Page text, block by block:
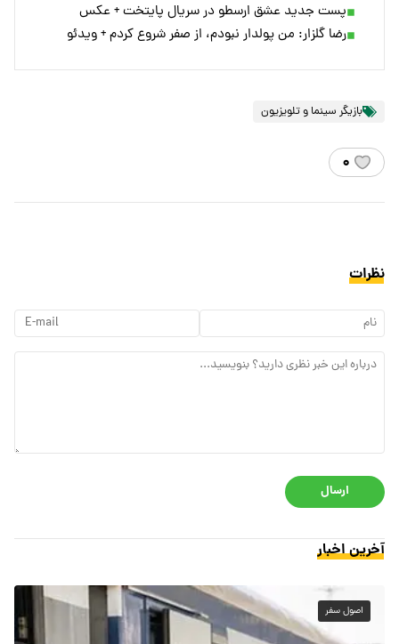
پست جدید عشق ارسطو در سریال پایتخت + عکس
رضا گلزار: من پولدار نبودم، از صفر شروع کردم + ویدئو
بازیگر سینما و تلویزیون
۰
نظرات
ارسال
آخرین اخبار
اصول سفر